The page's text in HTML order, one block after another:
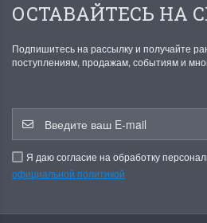
ОСТАВАЙТЕСЬ НА
Подпишитесь на рассылку и получайте
поступлениям, продажам, событиям и
Я даю согласие на обработку
официальной политикой